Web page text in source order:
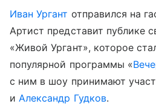
Иван Ургант отправился на
Артист представит публике
«Живой Ургант», которое
популярной программы «
с ним в шоу принимают
иАлександр Гудков.